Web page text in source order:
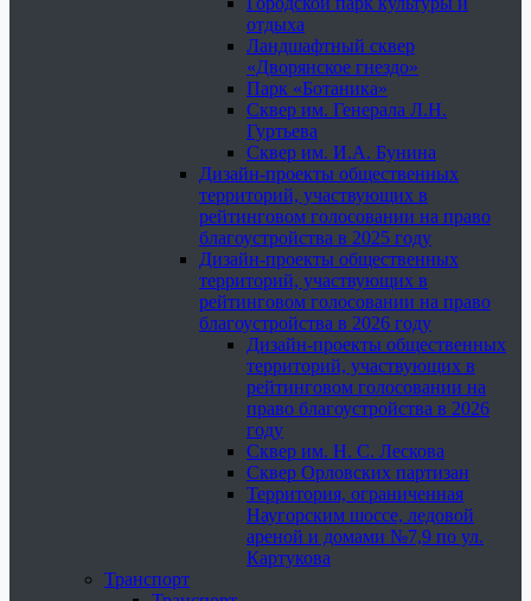
отдыха
Ландшафтный сквер
«Дворянское гнездо»
Парк «Ботаника»
Сквер им. Генерала Л.Н.
Гуртьева
Сквер им. И.А. Бунина
Дизайн-проекты общественных
территорий, участвующих в
рейтинговом голосовании на право
благоустройства в 2025 году
Дизайн-проекты общественных
территорий, участвующих в
рейтинговом голосовании на право
благоустройства в 2026 году
Дизайн-проекты общественных
территорий, участвующих в
рейтинговом голосовании на
право благоустройства в 2026
году
Сквер им. Н. С. Лескова
Сквер Орловских партизан
Территория, ограниченная
Наугорским шоссе, ледовой
ареной и домами №7,9 по ул.
Картукова
Транспорт